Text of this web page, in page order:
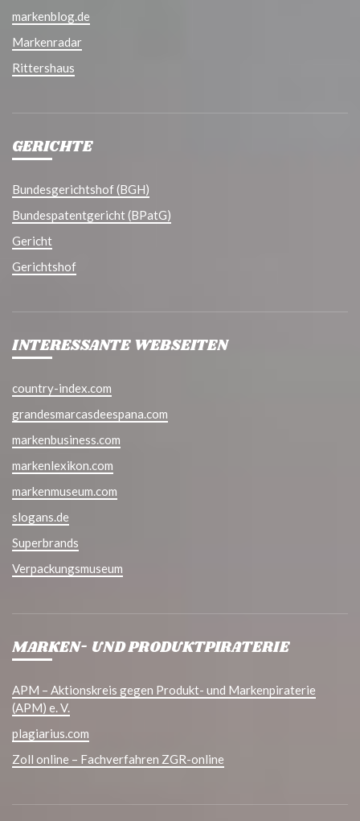
markenblog.de
Markenradar
Rittershaus
GERICHTE
Bundesgerichtshof (BGH)
Bundespatentgericht (BPatG)
Gericht
Gerichtshof
INTERESSANTE WEBSEITEN
country-index.com
grandesmarcasdeespana.com
markenbusiness.com
markenlexikon.com
markenmuseum.com
slogans.de
Superbrands
Verpackungsmuseum
MARKEN- UND PRODUKTPIRATERIE
APM – Aktionskreis gegen Produkt- und Markenpiraterie
(APM) e. V.
plagiarius.com
Zoll online – Fachverfahren ZGR-online